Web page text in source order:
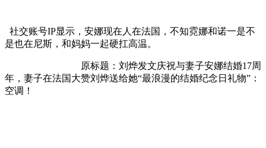
社交账号IP显示，安娜现在人在法国，不知霓娜和诺一是不
是也在尼斯，和妈妈一起硬扛高温。
原标题：刘烨发文庆祝与妻子安娜结婚17周
年，妻子在法国大赞刘烨送给她“最浪漫的结婚纪念日礼物”：
空调！